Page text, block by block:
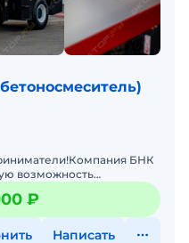
БНК
возможность
с
₽
Написать